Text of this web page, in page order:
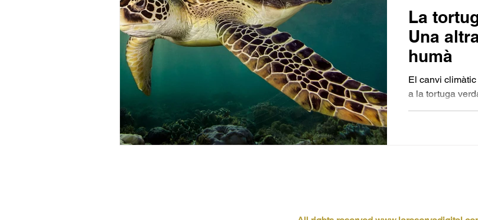
La
Una
humà
El canvi
a la tortuga
emblemàtica de